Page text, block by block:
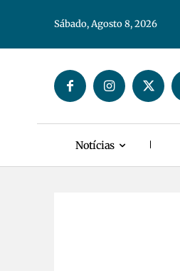
Sábado, Agosto 8, 2026
Notícias